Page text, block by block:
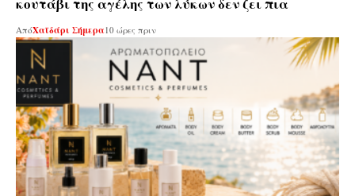
ΑπόΧαϊδάρι Σήμερα 10 ώρες πριν